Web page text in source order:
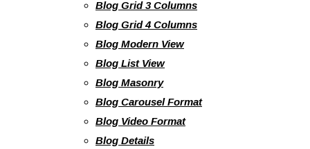
Blog Grid 3 Columns
Blog Grid 4 Columns
Blog Modern View
Blog List View
Blog Masonry
Blog Carousel Format
Blog Video Format
Blog Details